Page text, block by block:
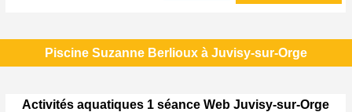
Piscine Suzanne Berlioux à Juvisy-sur-Orge
Activités aquatiques 1 séance Web Juvisy-sur-Orge